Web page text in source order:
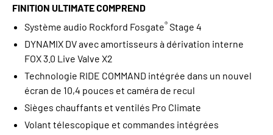
FINITION ULTIMATE COMPREND
Système audio Rockford Fosgate® Stage 4
DYNAMIX DV avec amortisseurs à dérivation interne
FOX 3.0 Live Valve X2
Technologie RIDE COMMAND intégrée dans un nouvel
écran de 10,4 pouces et caméra de recul
Sièges chauffants et ventilés Pro Climate
Volant télescopique et commandes intégrées